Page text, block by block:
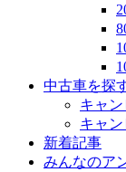
中古車を探
キャ
キャ
新着記事
みんなのア